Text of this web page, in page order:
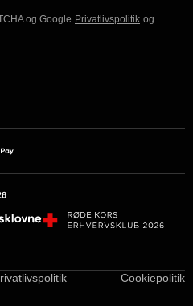
og Google Privatlivspolitik og
Cookiepolitik